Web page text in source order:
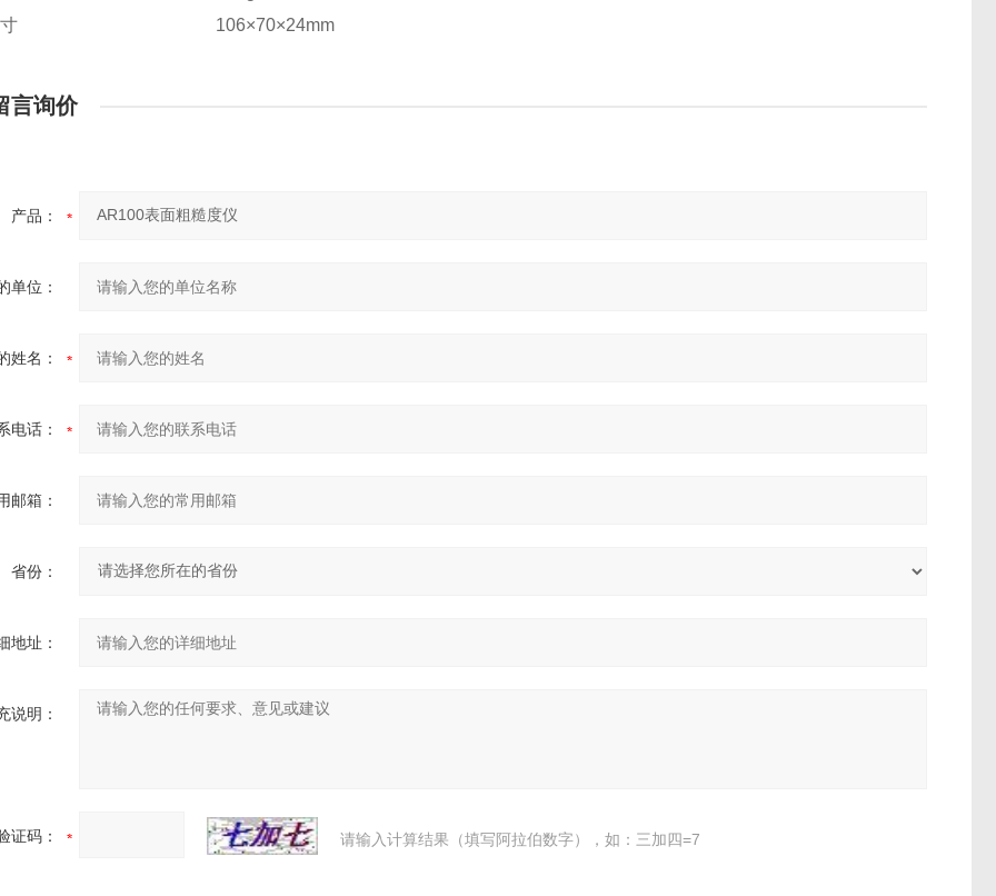
106×70×24mm
言询价
产品：
单位：
姓名：
电话：
邮箱：
省份：
地址：
说明：
证码： 请输入计算结果（填写阿拉伯数字），如：三加四=7